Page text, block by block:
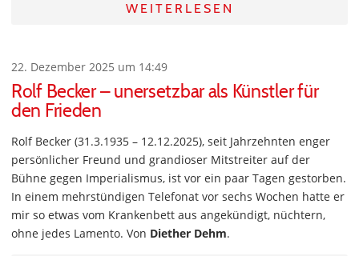
WEITERLESEN
22. Dezember 2025 um 14:49
Rolf Becker – unersetzbar als Künstler für
den Frieden
Rolf Becker (31.3.1935 – 12.12.2025), seit Jahrzehnten enger
persönlicher Freund und grandioser Mitstreiter auf der
Bühne gegen Imperialismus, ist vor ein paar Tagen gestorben.
In einem mehrstündigen Telefonat vor sechs Wochen hatte er
mir so etwas vom Krankenbett aus angekündigt, nüchtern,
ohne jedes Lamento. Von Diether Dehm.